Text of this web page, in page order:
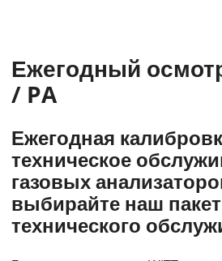
Ежегодный
/ PA
Ежегодная
техническое
газовых
выбирайте наш пакет
технического